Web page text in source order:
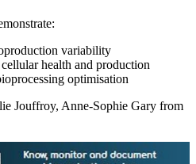
variability
health and production
optimisation
Jouffroy, Anne-Sophie Gary from